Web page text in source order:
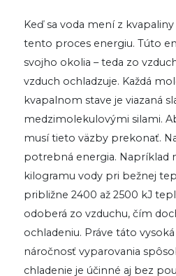
Keď sa voda mení z
tento proces energiu. Túto
svojho okolia – teda zo
vzduch ochladzuje. Každá
kvapalnom stave je viazaná
medzimolekulovými silami.
musí tieto väzby prekonať.
potrebná energia. Napríklad
kilogramu vody pri bežnej
približne 2400 až 2500 kJ
odoberá zo vzduchu, čím
ochladeniu. Práve táto
náročnosť vyparovania
chladenie je účinné aj bez